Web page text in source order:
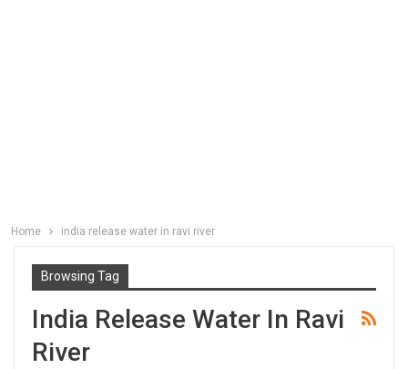
Home india release water in ravi river
Browsing Tag
India Release Water In Ravi
River